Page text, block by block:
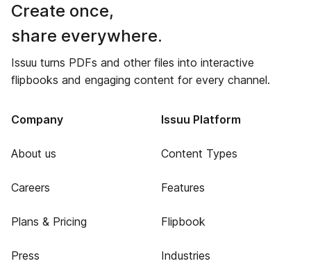
Create once,
share everywhere.
Issuu turns PDFs and other files into interactive
flipbooks and engaging content for every channel.
Company
About us
Careers
Plans & Pricing
Press
Issuu Platform
Content Types
Features
Flipbook
Industries